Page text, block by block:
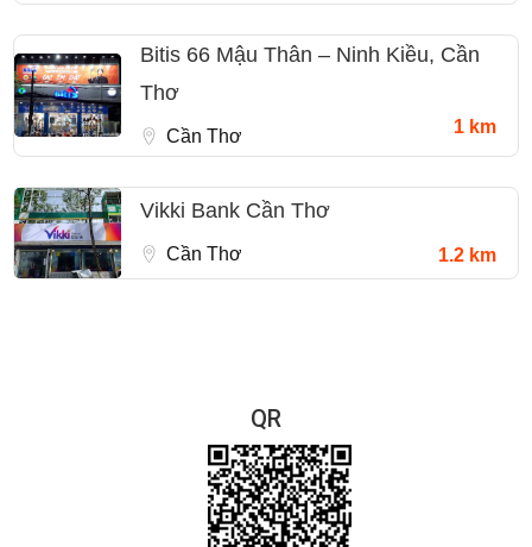
Bitis 66 Mậu Thân – Ninh Kiều, Cần
Thơ
Cần Thơ 1 km
Vikki Bank Cần Thơ
Cần Thơ 1.2 km
QR